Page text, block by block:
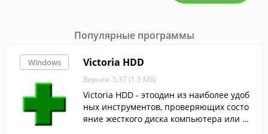
Популярные программы
Windows Victoria HDD
Версия: 5.37 (1.5 МБ)
Victoria HDD - этоодин из наиболее удоб
ных инструментов, проверяющих состо
яние жесткого диска компьютера или но